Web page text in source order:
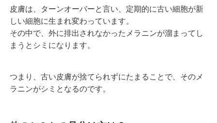
皮膚は、ターンオーバーと言い、定期的に古い細胞が新
しい細胞に生まれ変わっています。
その中で、外に排出されなかったメラニンが溜まってし
まうとシミになります。
つまり、古い皮膚が捨てられずにたまることで、そのメ
ラニンがシミとなるのです。